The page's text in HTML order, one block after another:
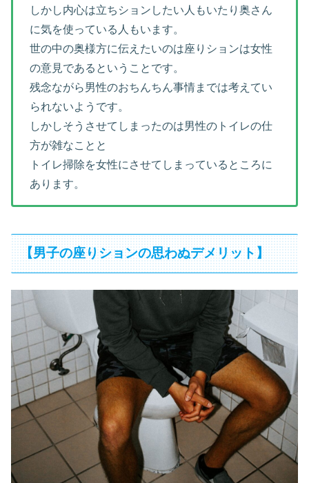
しかし内心は立ちションしたい人もいたり奥さん
に気を使っている人もいます。
世の中の奥様方に伝えたいのは座りションは女性
の意見であるということです。
残念ながら男性のおちんちん事情までは考えてい
られないようです。
しかしそうさせてしまったのは男性のトイレの仕
方が雑なことと
トイレ掃除を女性にさせてしまっているところに
あります。
【男子の座りションの思わぬデメリット】